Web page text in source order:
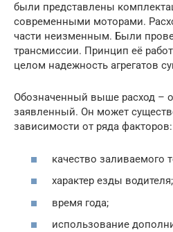
были представлены
современными моторами.
части неизменным. Были
трансмиссии. Принцип её
целом надежность агрегатов
Обозначенный выше расход –
заявленный. Он может
зависимости от ряда факторов:
качество заливаемого
характер езды водителя;
время года;
использование